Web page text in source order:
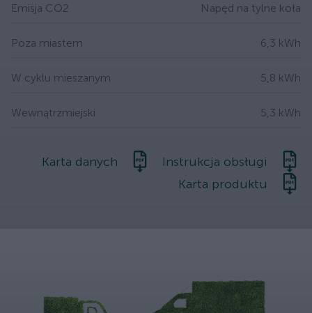
Emisja CO2 Napęd na tylne koła
Poza miastem 6,3 kWh
W cyklu mieszanym 5,8 kWh
Wewnątrzmiejski 5,3 kWh
Karta danych
Instrukcja obsługi
Karta produktu